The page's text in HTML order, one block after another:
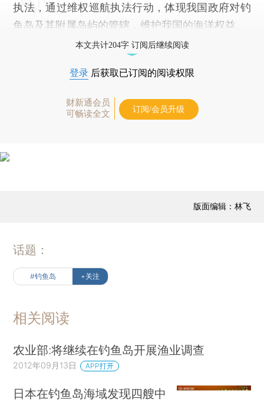
执法，通过维权巡航执法行动，体现我国政府对钓
鱼岛及其附属岛屿的管辖，维护我国的海洋权益。
本文共计204字 订阅后继续阅读
登录 后获取已订阅的阅读权限
财新通会员
可畅读全文
订阅/会员升级
版面编辑：林飞
话题：
#钓鱼岛 +关注
相关阅读
农业部:将继续在钓鱼岛开展渔业调查
2012年09月13日 APP打开
日本在钓鱼岛海域发现四艘中